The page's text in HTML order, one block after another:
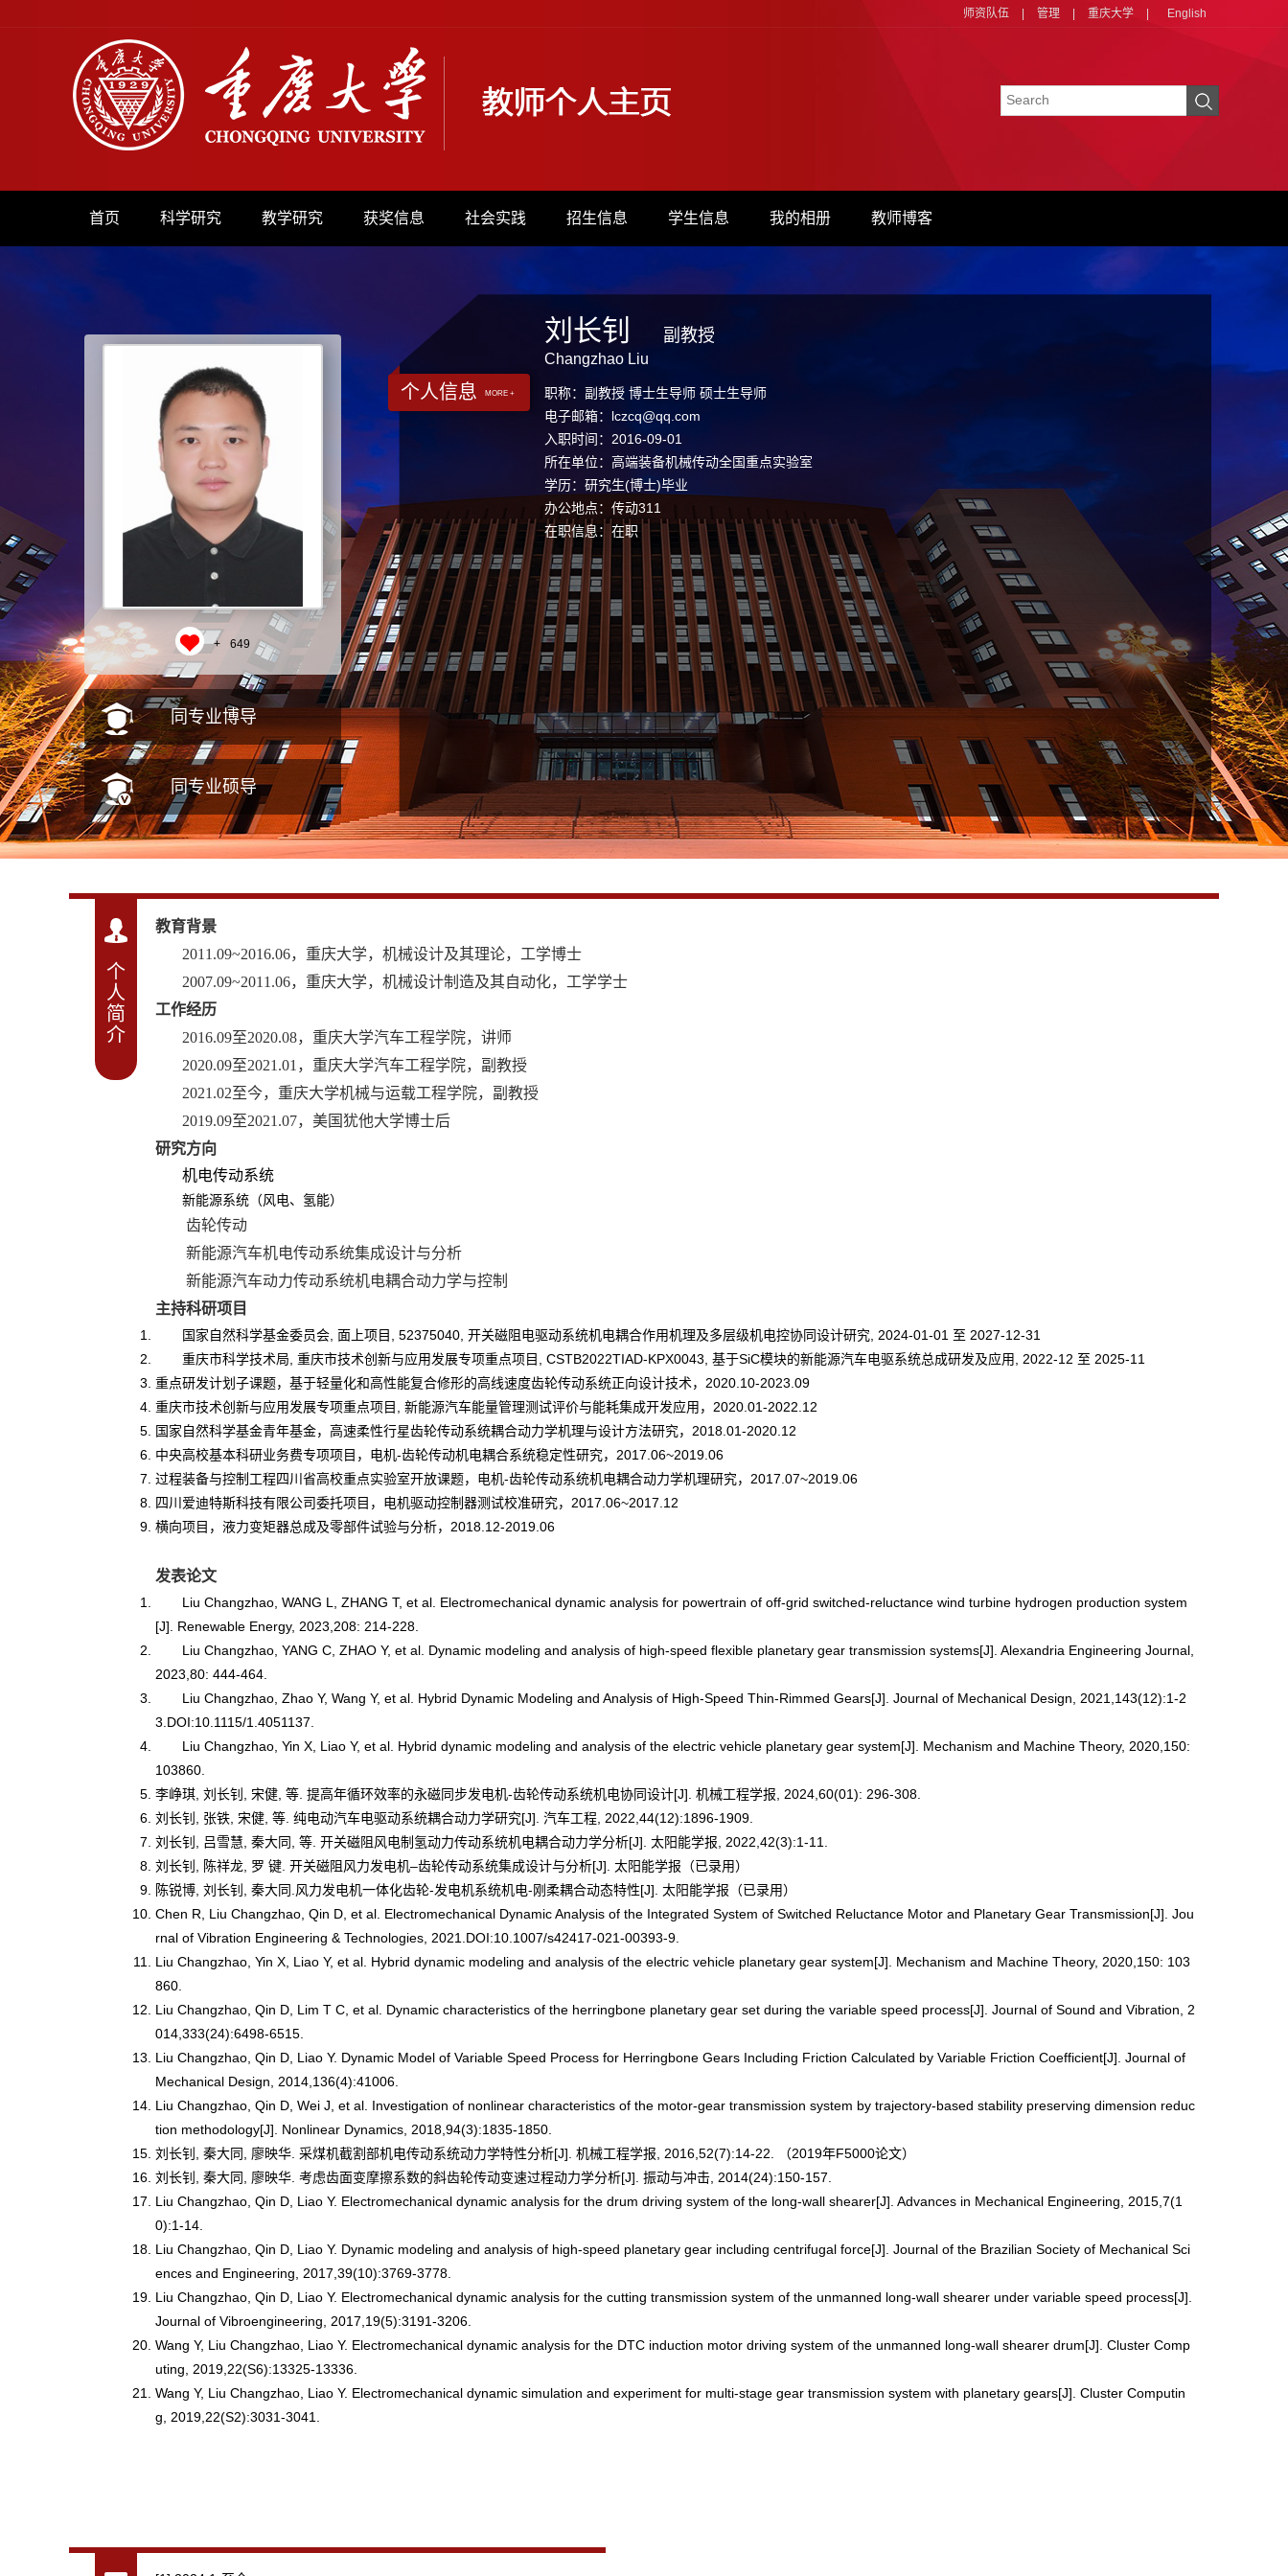
师资队伍 管理 重庆大学 English
首页 科学研究 教学研究 获奖信息 社会实践 招生信息 学生信息 我的相册 教师博客
+ 649
同专业博导
同专业硕导
个人信息 MORE +
刘长钊
Changzhao Liu
副教授
职称：副教授 博士生导师 硕士生导师
电子邮箱： lczcq@qq.com
入职时间：2016-09-01
所在单位：高端装备机械传动全国重点实验室
学历：研究生(博士)毕业
办公地点：传动311
在职信息：在职
个
人
简
介
教育背景
2011.09~2016.06，重庆大学，机械设计及其理论，工学博士
2007.09~2011.06，重庆大学，机械设计制造及其自动化，工学学士
工作经历
2016.09至2020.08，重庆大学汽车工程学院，讲师
2020.09至2021.01，重庆大学汽车工程学院，副教授
2021.02至今，重庆大学机械与运载工程学院，副教授
2019.09至2021.07，美国犹他大学博士后
研究方向
机电传动系统
新能源系统（风电、氢能）
齿轮传动
新能源汽车机电传动系统集成设计与分析
新能源汽车动力传动系统机电耦合动力学与控制
主持科研项目
国家自然科学基金委员会, 面上项目, 52375040, 开关磁阻电驱动系统机电耦合作用机理及多层级机电控协同设计研究, 2024-01-01 至 2027-12-31
重庆市科学技术局, 重庆市技术创新与应用发展专项重点项目, CSTB2022TIAD-KPX0043, 基于SiC模块的新能源汽车电驱系统总成研发及应用, 2022-12 至 2025-11
重点研发计划子课题，基于轻量化和高性能复合修形的高线速度齿轮传动系统正向设计技术，2020.10-2023.09
重庆市技术创新与应用发展专项重点项目, 新能源汽车能量管理测试评价与能耗集成开发应用，2020.01-2022.12
国家自然科学基金青年基金，高速柔性行星齿轮传动系统耦合动力学机理与设计方法研究，2018.01-2020.12
中央高校基本科研业务费专项项目，电机-齿轮传动机电耦合系统稳定性研究，2017.06~2019.06
过程装备与控制工程四川省高校重点实验室开放课题，电机-齿轮传动系统机电耦合动力学机理研究，2017.07~2019.06
四川爱迪特斯科技有限公司委托项目，电机驱动控制器测试校准研究，2017.06~2017.12
横向项目，液力变矩器总成及零部件试验与分析，2018.12-2019.06
发表论文
Liu Changzhao, WANG L, ZHANG T, et al. Electromechanical dynamic analysis for powertrain of off-grid switched-reluctance wind turbine hydrogen production system
[J]. Renewable Energy, 2023,208: 214-228.
Liu Changzhao, YANG C, ZHAO Y, et al. Dynamic modeling and analysis of high-speed flexible planetary gear transmission systems[J]. Alexandria Engineering Journal,
2023,80: 444-464.
Liu Changzhao, Zhao Y, Wang Y, et al. Hybrid Dynamic Modeling and Analysis of High-Speed Thin-Rimmed Gears[J]. Journal of Mechanical Design, 2021,143(12):1-2
3.DOI:10.1115/1.4051137.
Liu Changzhao, Yin X, Liao Y, et al. Hybrid dynamic modeling and analysis of the electric vehicle planetary gear system[J]. Mechanism and Machine Theory, 2020,150:
103860.
李峥琪, 刘长钊, 宋健, 等. 提高年循环效率的永磁同步发电机-齿轮传动系统机电协同设计[J]. 机械工程学报, 2024,60(01): 296-308.
刘长钊, 张铁, 宋健, 等. 纯电动汽车电驱动系统耦合动力学研究[J]. 汽车工程, 2022,44(12):1896-1909.
刘长钊, 吕雪慧, 秦大同, 等. 开关磁阻风电制氢动力传动系统机电耦合动力学分析[J]. 太阳能学报, 2022,42(3):1-11.
刘长钊, 陈祥龙, 罗 键. 开关磁阻风力发电机–齿轮传动系统集成设计与分析[J]. 太阳能学报（已录用）
陈锐博, 刘长钊, 秦大同.风力发电机一体化齿轮-发电机系统机电-刚柔耦合动态特性[J]. 太阳能学报（已录用）
Chen R, Liu Changzhao, Qin D, et al. Electromechanical Dynamic Analysis of the Integrated System of Switched Reluctance Motor and Planetary Gear Transmission[J]. Jou
rnal of Vibration Engineering & Technologies, 2021.DOI:10.1007/s42417-021-00393-9.
Liu Changzhao, Yin X, Liao Y, et al. Hybrid dynamic modeling and analysis of the electric vehicle planetary gear system[J]. Mechanism and Machine Theory, 2020,150: 103
860.
Liu Changzhao, Qin D, Lim T C, et al. Dynamic characteristics of the herringbone planetary gear set during the variable speed process[J]. Journal of Sound and Vibration, 2
014,333(24):6498-6515.
Liu Changzhao, Qin D, Liao Y. Dynamic Model of Variable Speed Process for Herringbone Gears Including Friction Calculated by Variable Friction Coefficient[J]. Journal of
Mechanical Design, 2014,136(4):41006.
Liu Changzhao, Qin D, Wei J, et al. Investigation of nonlinear characteristics of the motor-gear transmission system by trajectory-based stability preserving dimension reduc
tion methodology[J]. Nonlinear Dynamics, 2018,94(3):1835-1850.
刘长钊, 秦大同, 廖映华. 采煤机截割部机电传动系统动力学特性分析[J]. 机械工程学报, 2016,52(7):14-22. （2019年F5000论文）
刘长钊, 秦大同, 廖映华. 考虑齿面变摩擦系数的斜齿轮传动变速过程动力学分析[J]. 振动与冲击, 2014(24):150-157.
Liu Changzhao, Qin D, Liao Y. Electromechanical dynamic analysis for the drum driving system of the long-wall shearer[J]. Advances in Mechanical Engineering, 2015,7(1
0):1-14.
Liu Changzhao, Qin D, Liao Y. Dynamic modeling and analysis of high-speed planetary gear including centrifugal force[J]. Journal of the Brazilian Society of Mechanical Sci
ences and Engineering, 2017,39(10):3769-3778.
Liu Changzhao, Qin D, Liao Y. Electromechanical dynamic analysis for the cutting transmission system of the unmanned long-wall shearer under variable speed process[J].
Journal of Vibroengineering, 2017,19(5):3191-3206.
Wang Y, Liu Changzhao, Liao Y. Electromechanical dynamic analysis for the DTC induction motor driving system of the unmanned long-wall shearer drum[J]. Cluster Comp
uting, 2019,22(S6):13325-13336.
Wang Y, Liu Changzhao, Liao Y. Electromechanical dynamic simulation and experiment for multi-stage gear transmission system with planetary gears[J]. Cluster Computin
g, 2019,22(S2):3031-3041.